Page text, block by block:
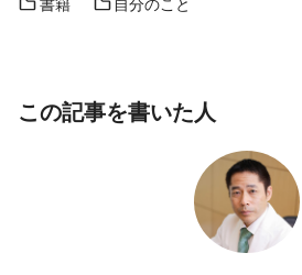
書籍 自分のこと
この記事を書いた人